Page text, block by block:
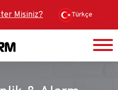
Misiniz? Türkçe